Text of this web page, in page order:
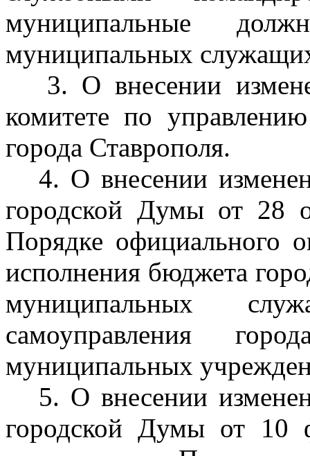
муниципальные
муниципальных
3. О внесении
комитете по
города Ставрополя.
4. О внесении
городской Думы от 28
Порядке официального
исполнения бюджета
муниципальных
самоуправления
муниципальных
5. О внесении
городской Думы от